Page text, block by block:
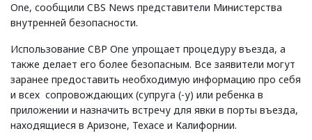
One, сообщили CBS News представители Министерства
внутренней безопасности.
Использование CBP One упрощает процедуру въезда, а
также делает его более безопасным. Все заявители могут
заранее предоставить необходимую информацию про себя
и всех сопровождающих (супруга (-у) или ребенка в
приложении и назначить встречу для явки в порты въезда,
находящиеся в Аризоне, Техасе и Калифорнии.